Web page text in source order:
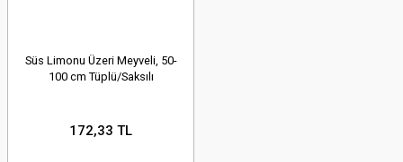
Süs Limonu Üzeri Meyveli, 50-
100 cm Tüplü/Saksılı
172,33 TL